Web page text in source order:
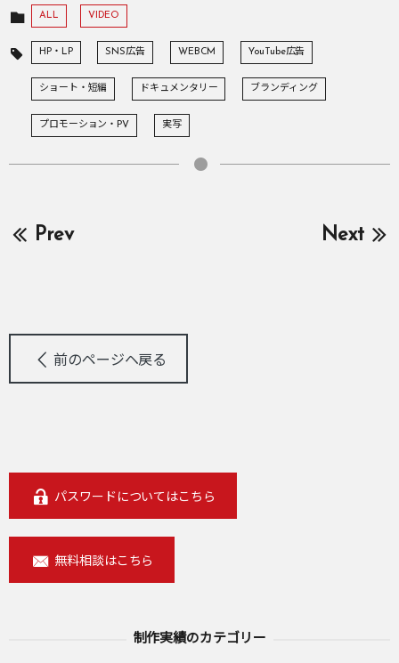
ALL VIDEO
HP・LP SNS広告 WEBCM YouTube広告
ショート・短編 ドキュメンタリー ブランディング
プロモーション・PV 実写
Prev Next
前のページヘ戻る
パスワードについてはこちら
無料相談はこちら
制作実績のカテゴリー